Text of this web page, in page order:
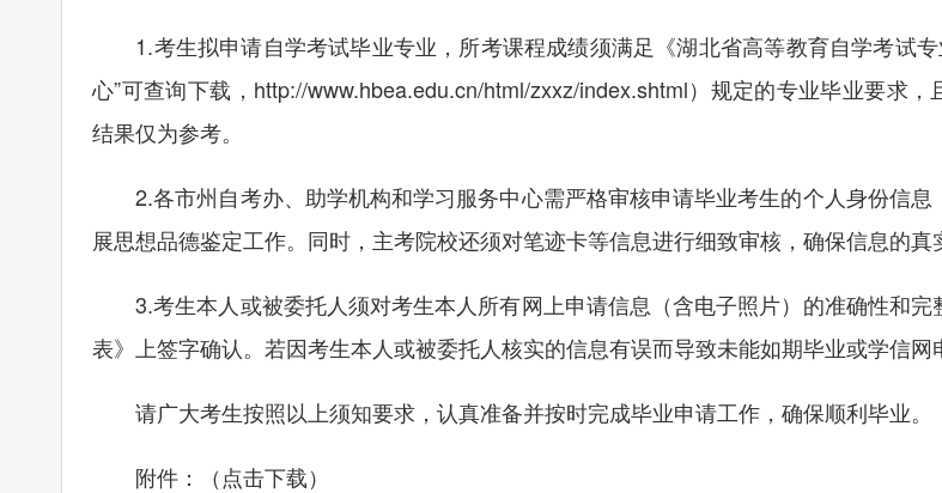
1.考生拟申请自学考试毕业专业，所考课程成绩须满足《湖北省高等教育自学考试专
心”可查询下载， http://www.hbea.edu.cn/html/zxxz/index.shtml）规定的专业毕业要求，
结果仅为参考。
2.各市州自考办、助学机构和学习服务中心需严格审核申请毕业考生的个人身份信息
展思想品德鉴定工作。同时，主考院校还须对笔迹卡等信息进行细致审核，确保信息的真
3.考生本人或被委托人须对考生本人所有网上申请信息（含电子照片）的准确性和完
表》上签字确认。若因考生本人或被委托人核实的信息有误而导致未能如期毕业或学信
请广大考生按照以上须知要求，认真准备并按时完成毕业申请工作，确保顺利毕业。
附件：（点击下载）